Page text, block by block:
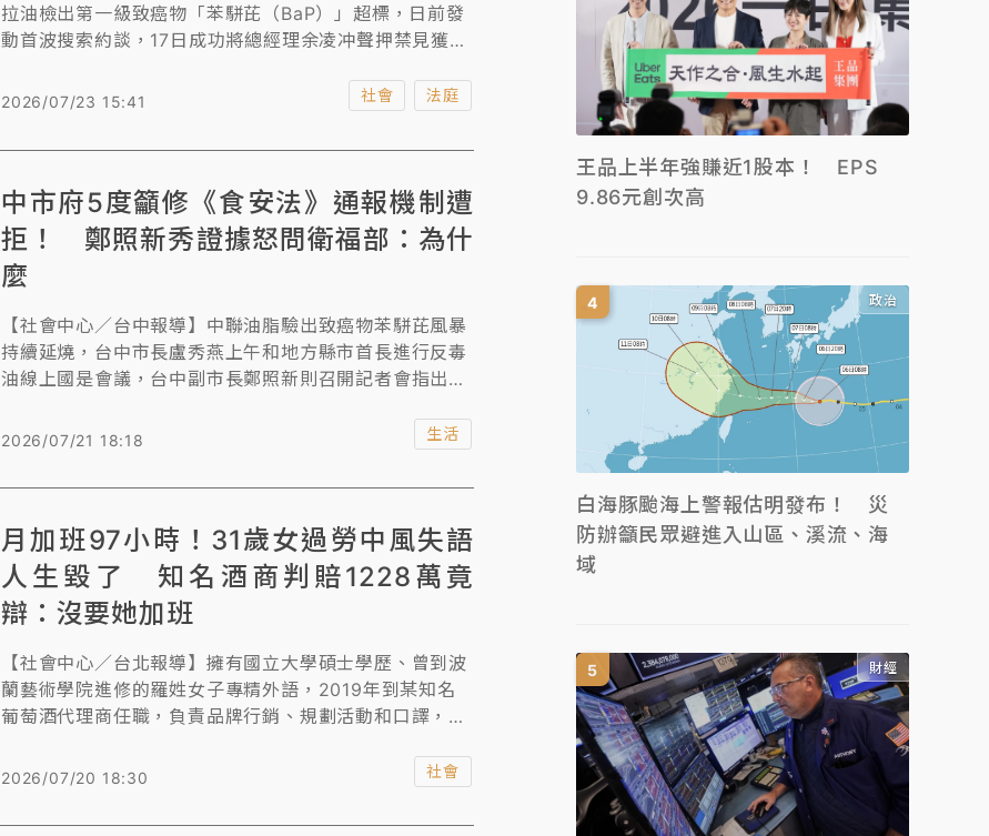
拉油檢出第一級致癌物「苯駢芘（BaP）」超標，日前發
動首波搜索約談，17日成功將總經理余凌冲聲押禁見獲准
後之處置情形及相關人員責任，昨再發動第二波搜索約
精油課襄理江一隆、品研課副課長陳建龍3被告，並讓3人
串滅證、偽造證據之虞，向法院聲押禁見，江一隆100萬
交保、陳建龍加保100萬元。不過台中地院開庭後，裁定
陳明榮加保100萬元，並限制出境、出海及住居，檢方已
當庭提起抗告。
2026/07/23 15:41 社會 法庭
中市府5度籲修《食安法》通報機制遭
拒！ 鄭照新秀證據怒問衛福部：為什
麼
【社會中心／台中報導】中聯油脂驗出致癌物苯駢芘風暴
持續延燒，台中市長盧秀燕上午和地方縣市首長進行反毒
油線上國是會議，台中副市長鄭照新則召開記者會指出，
公文，5度建議中央針對業者自主送驗的機制，若發現超
央卻不斷回覆「再研議」讓他不解問，「為什麼」？
2026/07/21 18:18 生活
月加班97小時！31歲女過勞中風失語
人生毀了 知名酒商判賠1228萬竟
辯：沒要她加班
【社會中心／台北報導】擁有國立大學碩士學歷、曾到波
蘭藝術學院進修的羅姓女子專精外語，2019年到某知名
葡萄酒代理商任職，負責品牌行銷、規劃活動和口譯，但
修公司指定的課程，導致長期超時工作，任職4個月就因
且認知受損、右側肢體無力，喪失工作能力、無法獨自生
2026/07/20 18:30 社會
王品上半年強賺近1股本！ EPS
9.86元創次高
政治
白海豚颱海上警報估明發布！ 災
防辦籲民眾避進入山區、溪流、海
域
財經